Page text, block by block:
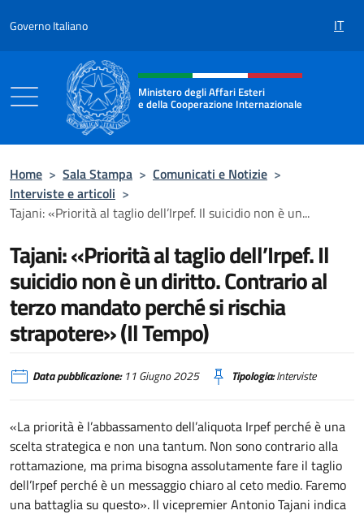
Governo Italiano IT
Intestazione sito, social e menù
Ministero degli Affari Esteri
e della Cooperazione Internazionale
Home > Sala Stampa > Comunicati e Notizie >
Interviste e articoli >
Tajani: «Priorità al taglio dell’Irpef. Il suicidio non è un...
Tajani: «Priorità al taglio dell’Irpef. Il
suicidio non è un diritto. Contrario al
terzo mandato perché si rischia
strapotere» (Il Tempo)
Data pubblicazione:11 Giugno 2025 Tipologia:Interviste
«La priorità è l’abbassamento dell’aliquota Irpef perché è una
scelta strategica e non una tantum. Non sono contrario alla
rottamazione, ma prima bisogna assolutamente fare il taglio
dell’Irpef perché è un messaggio chiaro al ceto medio. Faremo
una battaglia su questo». Il vicepremier Antonio Tajani indica